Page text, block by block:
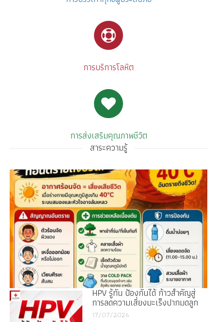
การบริการโลหิต
การส่งเสริมคุณภาพชีวิต
สาระความรู้
HPV รู้ทัน ป้องกันได้ ก้าวสำคัญสู่
การลดความเสี่ยงมะเร็งปากมดลูก
17/07/2026